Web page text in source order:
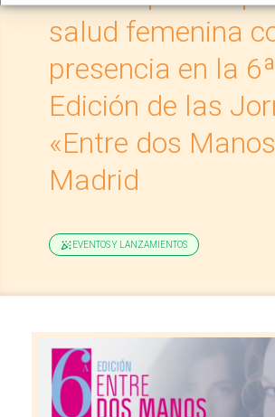
salud femenina
presencia en la 6ª
Edición de las
«Entre dos
Madrid
EVENTOS Y LANZAMIENTOS